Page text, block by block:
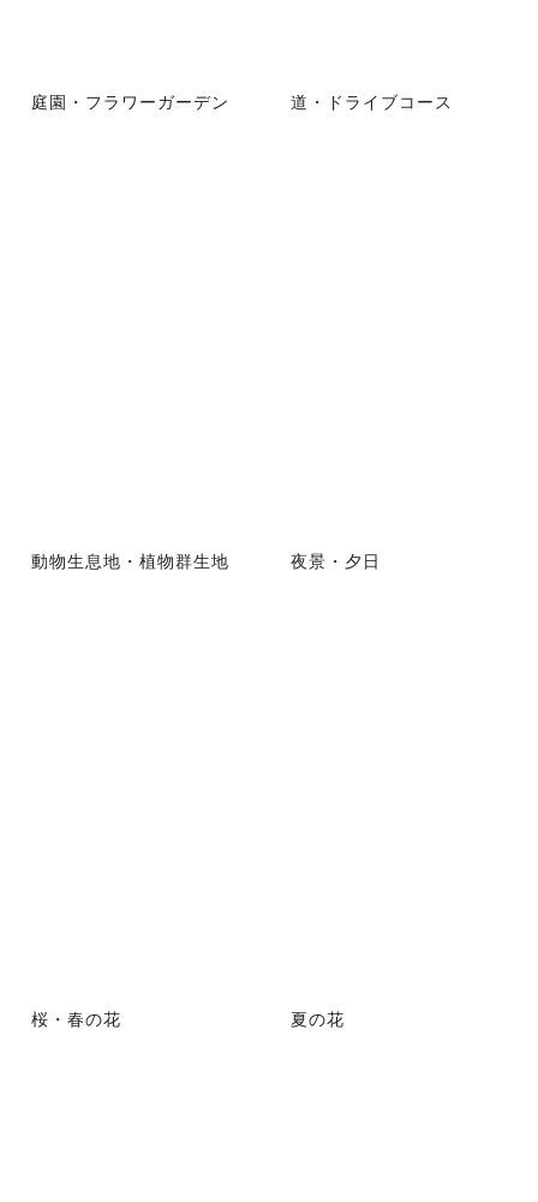
庭園・フラワーガーデン 道・ドライブコース
動物生息地・植物群生地 夜景・夕日
桜・春の花 夏の花